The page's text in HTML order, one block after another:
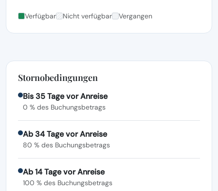
Verfügbar Nicht verfügbar Vergangen
Stornobedingungen
Bis 35 Tage vor Anreise
0 % des Buchungsbetrags
Ab 34 Tage vor Anreise
80 % des Buchungsbetrags
Ab 14 Tage vor Anreise
100 % des Buchungsbetrags